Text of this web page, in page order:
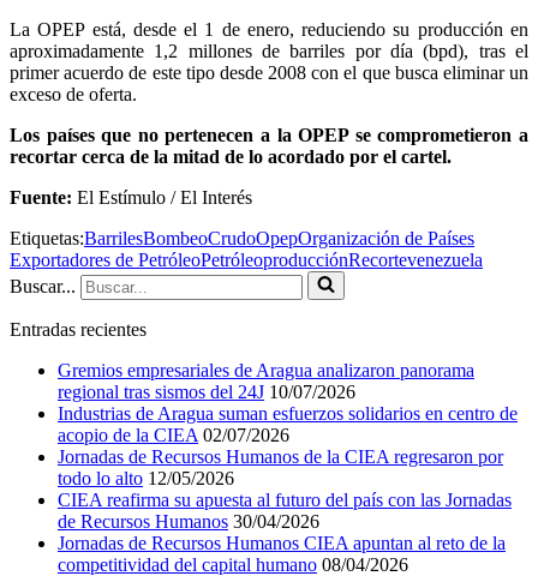
La OPEP está, desde el 1 de enero, reduciendo su producción en
aproximadamente 1,2 millones de barriles por día (bpd), tras el
primer acuerdo de este tipo desde 2008 con el que busca eliminar un
exceso de oferta.
Los países que no pertenecen a la OPEP se comprometieron a
recortar cerca de la mitad de lo acordado por el cartel.
Fuente: El Estímulo / El Interés
Etiquetas:BarrilesBombeoCrudoOpepOrganización de Países
Exportadores de PetróleoPetróleoproducciónRecortevenezuela
Buscar...
Entradas recientes
Gremios empresariales de Aragua analizaron panorama
regional tras sismos del 24J 10/07/2026
Industrias de Aragua suman esfuerzos solidarios en centro de
acopio de la CIEA 02/07/2026
Jornadas de Recursos Humanos de la CIEA regresaron por
todo lo alto 12/05/2026
CIEA reafirma su apuesta al futuro del país con las Jornadas
de Recursos Humanos 30/04/2026
Jornadas de Recursos Humanos CIEA apuntan al reto de la
competitividad del capital humano 08/04/2026